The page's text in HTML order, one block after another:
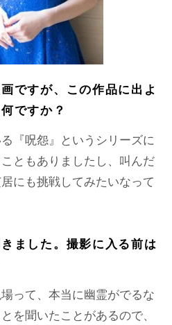
ですが、この作品に出よ
ですか？
『呪怨』というシリーズに
ともありましたし、叫んだ
にも挑戦してみたいなって
ました。撮影に入る前は
って、本当に幽霊がでるな
を聞いたことがあるので、